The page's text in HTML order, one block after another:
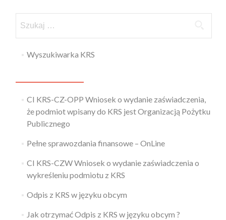
Wyszukiwarka KRS
CI KRS-CZ-OPP Wniosek o wydanie zaświadczenia,
że podmiot wpisany do KRS jest Organizacją Pożytku
Publicznego
Pełne sprawozdania finansowe – OnLine
CI KRS-CZW Wniosek o wydanie zaświadczenia o
wykreśleniu podmiotu z KRS
Odpis z KRS w języku obcym
Jak otrzymać Odpis z KRS w języku obcym ?